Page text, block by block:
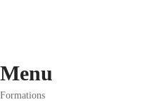
Menu
Formations